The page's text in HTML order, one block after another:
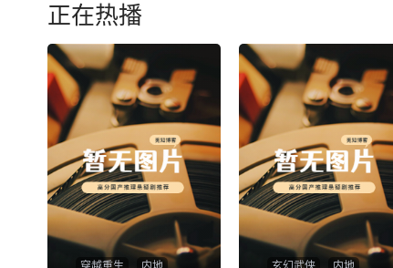
正在热播